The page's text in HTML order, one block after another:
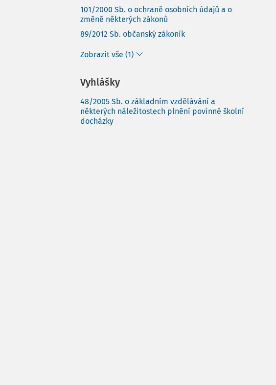
101/2000 Sb. o ochraně osobních údajů a o
změně některých zákonů
89/2012 Sb. občanský zákoník
Zobrazit vše (1)
Vyhlášky
48/2005 Sb. o základním vzdělávání a
některých náležitostech plnění povinné školní
docházky